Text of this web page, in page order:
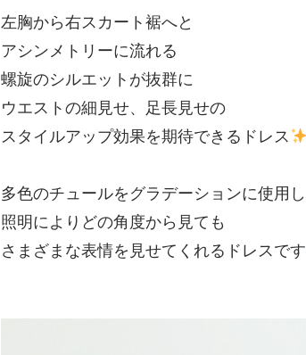
左胸から右スカート裾へと
アシンメトリーに流れる
螺旋のシルエットが抜群に
ウエストの細見せ、足長見せの
スタイルアップ効果を期待できるドレス
多色のチュールをグラデーションに使用し
照明によりどの角度から見ても
さまざまな表情を見せてくれるドレスです